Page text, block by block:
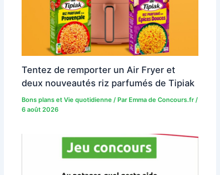
Tentez de remporter un Air Fryer et
deux nouveautés riz parfumés de Tipiak
Bons plans et Vie quotidienne / Par Emma de Concours.fr /
6 août 2026